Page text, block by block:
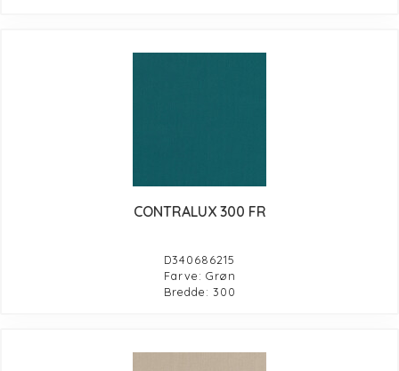
CONTRALUX 300 FR
D340686215
Farve: Grøn
Bredde: 300